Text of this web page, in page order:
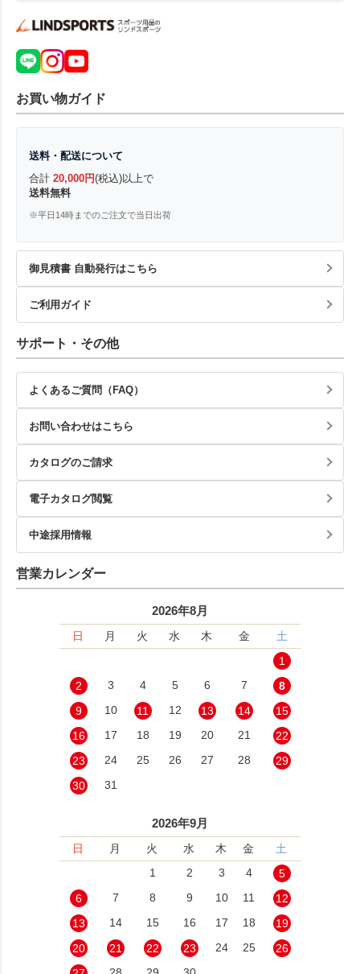
お買い物ガイド
送料・配送について
合計 20,000円(税込)以上で
送料無料
※平日14時までのご注文で当日出荷
御見積書 自動発行はこちら
ご利用ガイド
サポート・その他
よくあるご質問（FAQ）
お問い合わせはこちら
カタログのご請求
電子カタログ閲覧
中途採用情報
営業カレンダー
2026年8月
日 月 火 水 木 金
土
1
2
3 4 5 6 7
8
9
10 11 12 13 14
15
16
17 18 19 20 21
22
23
24 25 26 27 28
29
30
31
2026年9月
日 月 火 水 木 金
土
1
2 3 4
5
6
7 8 9 10 11
12
13
14 15 16 17 18
19
20
21 22 23 24 25
26